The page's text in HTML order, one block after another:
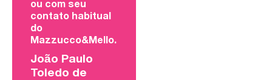
ou com seu
contato habitual
do
Mazzucco&Mello.
João Paulo
Toledo de